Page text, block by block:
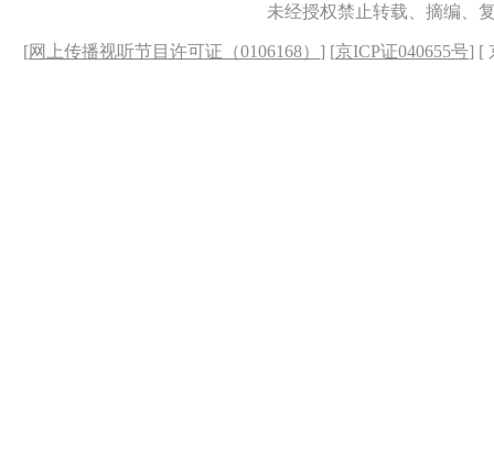
未经授权禁止转载、摘编、
[网上传播视听节目许可证（0106168） ] [京ICP证040655号] [